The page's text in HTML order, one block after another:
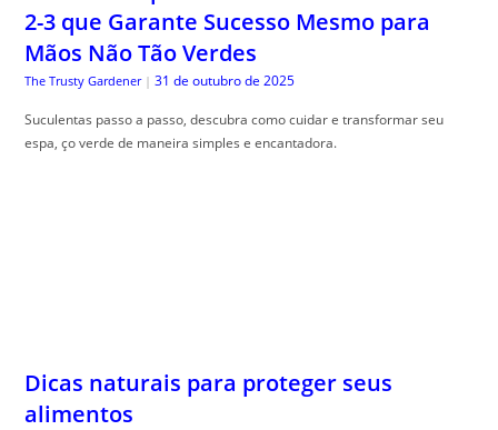
2-3 que Garante Sucesso Mesmo para
Mãos Não Tão Verdes
The Trusty Gardener | 31 de outubro de 2025
Suculentas passo a passo, descubra como cuidar e transformar seu
espa, ço verde de maneira simples e encantadora.
Dicas naturais para proteger seus
alimentos